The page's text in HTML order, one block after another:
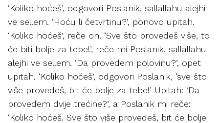
‘Koliko hoćeš’, odgovori Poslanik, sallallahu alejhi
ve sellem. ‘Hoću li četvrtinu?’, ponovo upitah.
‘Koliko hoćeš’, reče on. ‘Sve što provedeš više, to
će biti bolje za tebe!’, reče mi Poslanik, sallallahu
alejhi ve sellem. ‘Da provedem polovinu?’, opet
upitah. ‘Koliko hoćeš’, odgovori Poslanik, ‘sve što
više provedeš, bit će bolje za tebe!’ Upitah: ‘Da
provedem dvije trećine?’, a Poslanik mi reče:
‘Koliko hoćeš. Sve što više provedeš, bit će bolje